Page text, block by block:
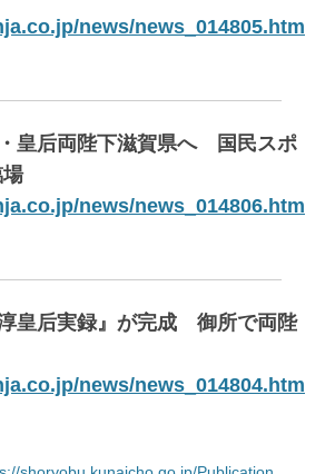
news/news_014805.htm
皇后両陛下滋賀県へ 国民スポ
news/news_014806.htm
皇后実録』が完成 御所で両陛
news/news_014804.htm